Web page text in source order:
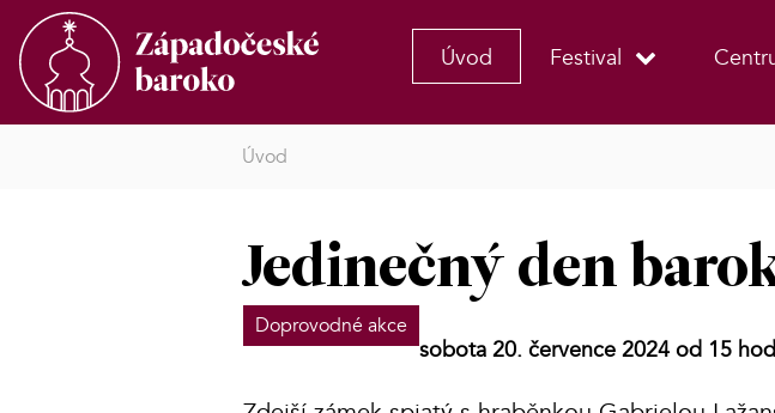
Úvod Festival
Úvod
Jedinečný den
Doprovodné akce
sobota 20. července 2024 od 15